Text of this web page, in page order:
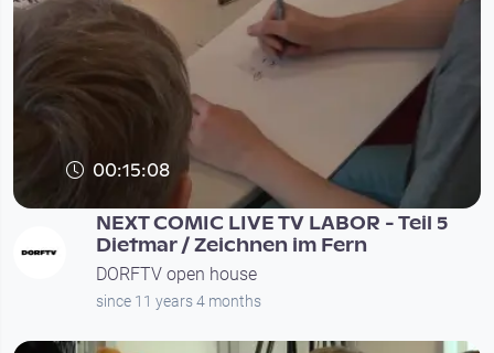
00:15:08
NEXT COMIC LIVE TV LABOR - Teil 5
Dietmar / Zeichnen im Fern
DORFTV open house
since 11 years 4 months